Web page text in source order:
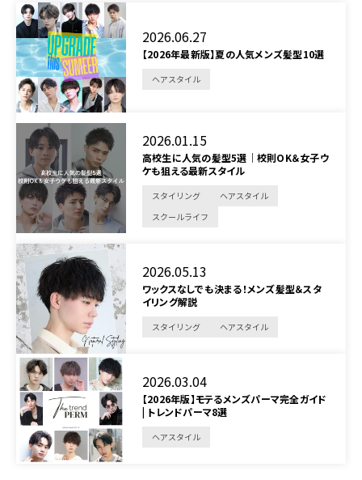
2026.06.27
【2026年最新版】夏の人気メンズ髪型10選
ヘアスタイル
2026.01.15
高校生に人気の髪型5選｜校則OK＆女子ウ
ケも狙える最新スタイル
スタイリング
ヘアスタイル
スクールライフ
2026.05.13
ワックスなしでも決まる！メンズ髪型＆スタ
イリング解説
スタイリング ヘアスタイル
2026.03.04
【2026年版】モテるメンズパーマ完全ガイド
| トレンドパーマ8選
ヘアスタイル